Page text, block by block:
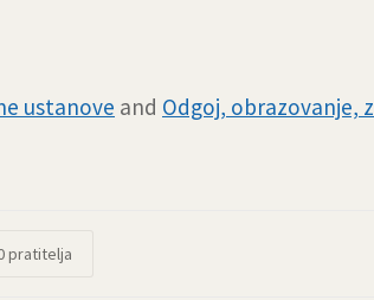
ustanove and Odgoj, obrazovanje,
pratitelja